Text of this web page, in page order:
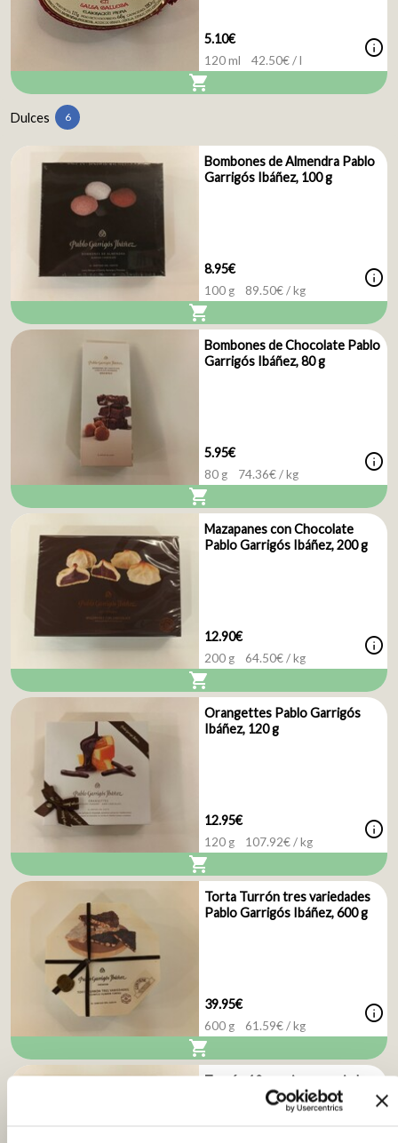
5.10€
120 ml 42.50€ / l info
shopping_cart
Dulces 6
Bombones de Almendra Pablo
Garrigós Ibáñez, 100 g
8.95€
100 g 89.50€ / kg info
shopping_cart
Bombones de Chocolate Pablo
Garrigós Ibáñez, 80 g
5.95€
80 g 74.36€ / kg info
shopping_cart
Mazapanes con Chocolate
Pablo Garrigós Ibáñez, 200 g
12.90€
200 g 64.50€ / kg info
shopping_cart
Orangettes Pablo Garrigós
Ibáñez, 120 g
12.95€
120 g 107.92€ / kg info
shopping_cart
Torta Turrón tres variedades
Pablo Garrigós Ibáñez, 600 g
39.95€
600 g 61.59€ / kg info
shopping_cart
Turrón 10 porciones variadas,